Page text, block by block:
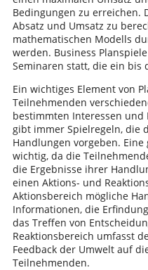
Bedingungen zu erreichen.
Absatz und Umsatz zu
mathematischen Modells
werden. Business
Seminaren statt, die ein bis
Ein wichtiges Element von
Teilnehmenden
bestimmten Interessen und
gibt immer Spielregeln, die
Handlungen vorgeben.
wichtig, da die
die Ergebnisse ihrer
einen Aktions- und
Aktionsbereich mögliche
Informationen, die
das Treffen von
Reaktionsbereich umfasst
Feedback der Umwelt auf
Teilnehmenden.